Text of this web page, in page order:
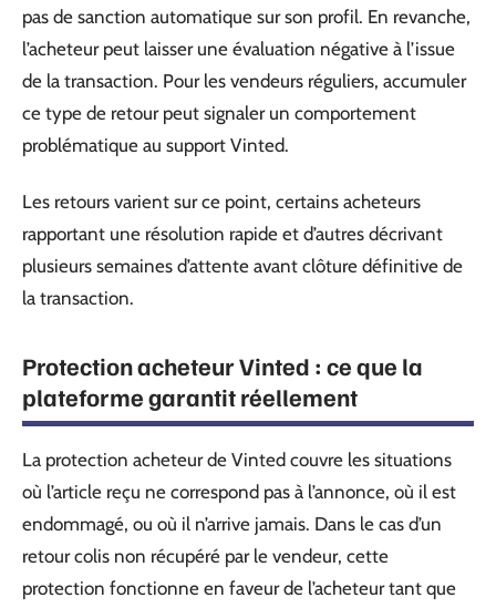
pas de sanction automatique sur son profil. En revanche,
l’acheteur peut laisser une évaluation négative à l’issue
de la transaction. Pour les vendeurs réguliers, accumuler
ce type de retour peut signaler un comportement
problématique au support Vinted.
Les retours varient sur ce point, certains acheteurs
rapportant une résolution rapide et d’autres décrivant
plusieurs semaines d’attente avant clôture définitive de
la transaction.
Protection acheteur Vinted : ce que la
plateforme garantit réellement
La protection acheteur de Vinted couvre les situations
où l’article reçu ne correspond pas à l’annonce, où il est
endommagé, ou où il n’arrive jamais. Dans le cas d’un
retour colis non récupéré par le vendeur, cette
protection fonctionne en faveur de l’acheteur tant que